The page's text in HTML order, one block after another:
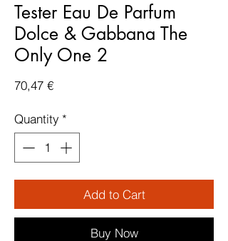
Tester Eau De Parfum
Dolce & Gabbana The
Only One 2
70,47 €Price
Quantity *
Add to Cart
Buy Now